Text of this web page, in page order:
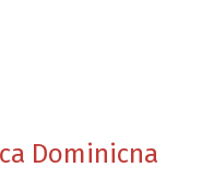
Dominicna